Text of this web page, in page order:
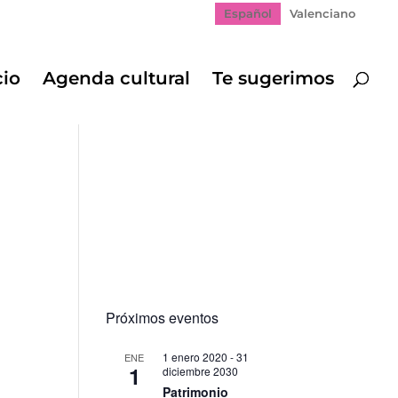
Español Valenciano
Agenda cultural Te sugerimos
Próximos eventos
ENE
1
1 enero 2020 -31
diciembre 2030
Patrimonio